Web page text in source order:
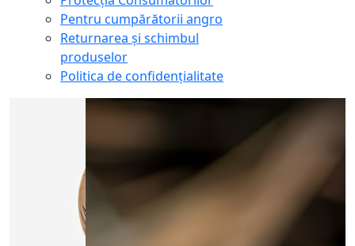
Pentru cumpărătorii angro
Returnarea și schimbul
produselor
Politica de confidențialitate